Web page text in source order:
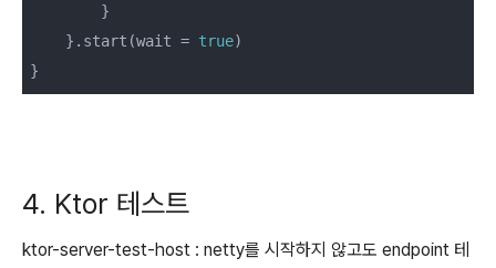
        }
    }.start(wait =
true)
}
4. Ktor 테스트
ktor-server-test-host : netty를 시작하지 않고도 endpoint 테